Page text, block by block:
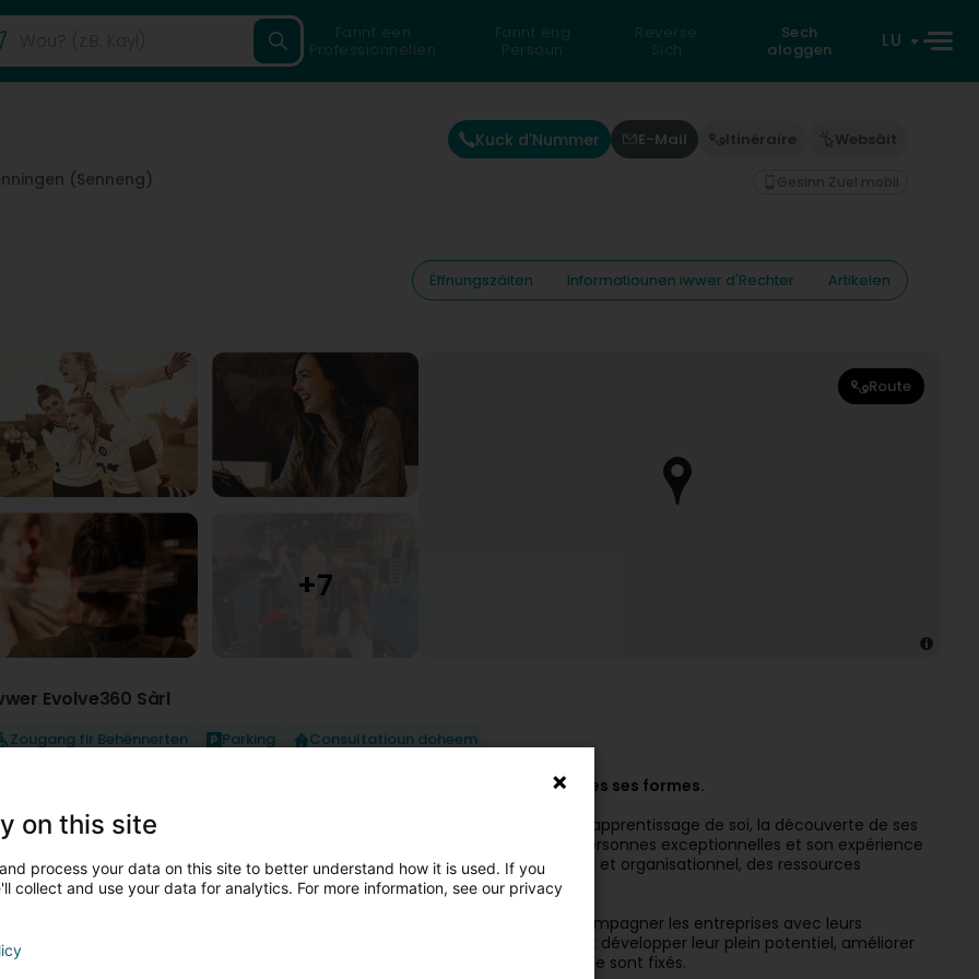
Fannt een
Professionnellen
Fannt eng
Persoun
Reverse
Sich
Sech
aloggen
LU
(Senneng)
Kuck d'Nummer E-Mail Itinéraire Websäit
Gesinn Zuel mobil
Ëffnungszäiten Informatiounen iwwer d'Rechter Artikelen
Route
Evolve360 Sàrl
Zougang fir Behënnerten Parking Consultatioun doheem
c'est avant tout l'histoire d'une passion pour l'humain sous toutes ses formes.
c'est aussi une histoire personnelle, celle de sa fondatrice Simone, de son apprentissage de soi, la découverte de ses
forces et faiblesses, de ses échanges et de ses rencontres avec des personnes exceptionnelles et son expérience
de plus de 25 ans dans les domaines du développement personnel et organisationnel, des ressources
et de la communication.
surtout aussi aujourd'hui l'aboutissement de cette profonde envie d'accompagner les entreprises avec leurs
et collaborateurs ainsi que les sportifs afin qu'ils puissent découvrir et développer leur plein potentiel, améliorer
performances et leur bien-être dans le but d'atteindre les objectifs qu'ils se sont fixés.
on this site
process your data on this site to better understand how it is used. If you
collect and use your data for analytics. For more information, see our privacy